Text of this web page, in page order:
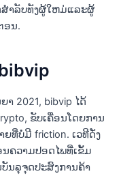
າລັບທັງຜູ້ໃຫມ່ແລະຜູ້
ອນ.
2021, bibvip ໄດ້
ຂັບເຄື່ອນໂດຍການ
ທີ່ບໍ່ມີ friction. ເວທີດັ່ງ
ນຄວາມປອດໄພທີ່ເຂັ້ມ
ນລຸຈຸດປະສົງການຄ້າ